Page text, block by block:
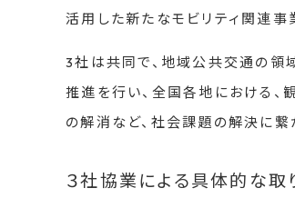
活用した新たなモビリティ関連事
3社は共同で、地域公共交通の
推進を行い、全国各地における
の解消など、社会課題の解決に繋
３社協業による具体的な取